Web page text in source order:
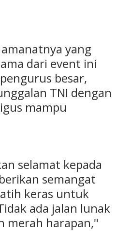
yang
dari event ini
besar,
TNI dengan
mampu
selamat kepada
semangat
keras untuk
ada jalan lunak
merah harapan,"